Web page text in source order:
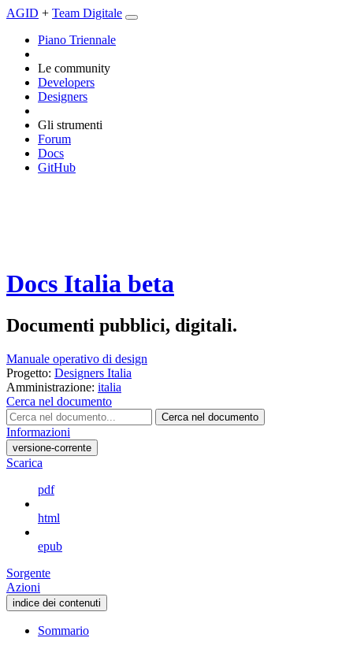
AGID + Team Digitale
Piano Triennale
Le community
Developers
Designers
Gli strumenti
Forum
Docs
GitHub
Docs Italia beta
Documenti pubblici, digitali.
Manuale operativo di design
Progetto: Designers Italia
Amministrazione: italia
Cerca nel documento
Cerca nel documento
Informazioni
versione-corrente
Scarica
pdf
html
epub
Sorgente
Azioni
indice dei contenuti
Sommario